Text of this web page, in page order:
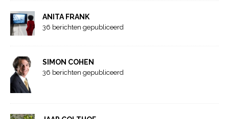
ANITA FRANK
36 berichten gepubliceerd
SIMON COHEN
36 berichten gepubliceerd